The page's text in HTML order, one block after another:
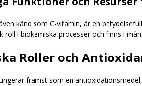
känd som C-vitamin, är en
roll i biokemiska processer och finns i
Roller och
främst som en